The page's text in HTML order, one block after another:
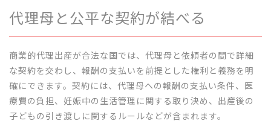
代理母と公平な契約が結べる
商業的代理出産が合法な国では、代理母と依頼者の間で詳細
な契約を交わし、報酬の支払いを前提とした権利と義務を明
確にできます。契約には、代理母への報酬の支払い条件、医
療費の負担、妊娠中の生活管理に関する取り決め、出産後の
子どもの引き渡しに関するルールなどが含まれます。